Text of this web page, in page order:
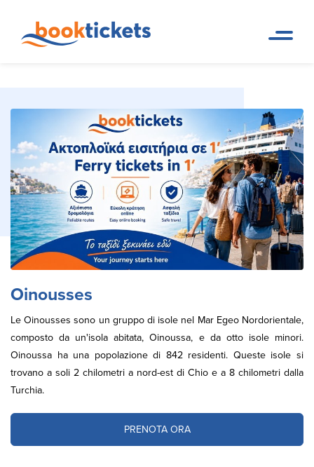
Oinousses
Le Oinousses sono un gruppo di isole nel Mar Egeo Nordorientale,
composto da un'isola abitata, Oinoussa, e da otto isole minori.
Oinoussa ha una popolazione di 842 residenti. Queste isole si
trovano a soli 2 chilometri a nord-est di Chio e a 8 chilometri dalla
Turchia.
PRENOTA ORA